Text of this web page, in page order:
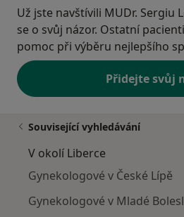
Už jste navštívili MUDr. Sergiu
se o svůj názor. Ostatní
pomoc při výběru nejlepšího
Přidejte svůj
Související vyhledávání
V okolí Liberce
Gynekologové v České Lípě
Gynekologové v Mladé